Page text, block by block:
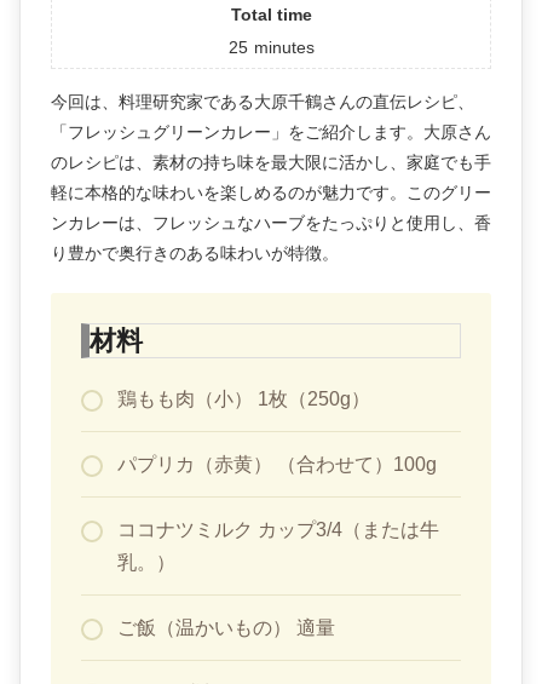
Total time
25 minutes
今回は、料理研究家である大原千鶴さんの直伝レシピ、
「フレッシュグリーンカレー」をご紹介します。大原さん
のレシピは、素材の持ち味を最大限に活かし、家庭でも手
軽に本格的な味わいを楽しめるのが魅力です。このグリー
ンカレーは、フレッシュなハーブをたっぷりと使用し、香
り豊かで奥行きのある味わいが特徴。
材料
鶏もも肉（小） 1枚（250g）
パプリカ（赤黄） （合わせて）100g
ココナツミルク カップ3/4（または牛
乳。）
ご飯（温かいもの） 適量